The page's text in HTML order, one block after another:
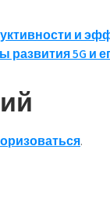
и
развития 5G и
.